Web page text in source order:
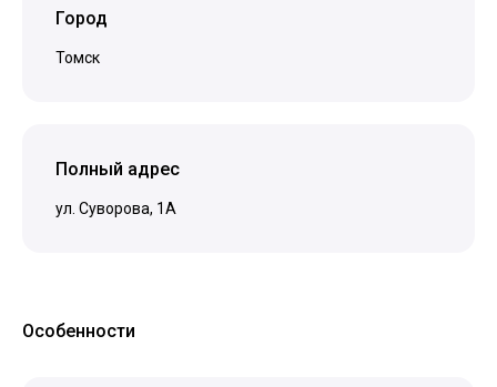
Город
Томск
Полный адрес
ул. Суворова, 1А
Особенности